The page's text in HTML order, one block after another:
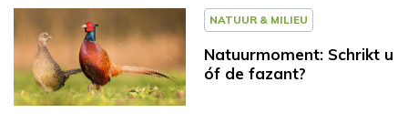
NATUUR & MILIEU
Natuurmoment: Schrikt u
óf de fazant?